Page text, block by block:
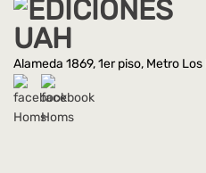
Alameda 1869, 1er piso, Metro